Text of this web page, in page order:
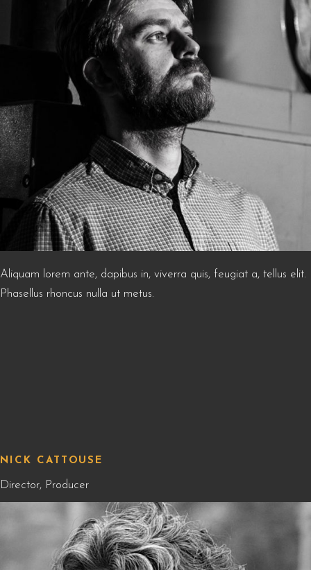
Aliquam lorem ante, dapibus in, viverra quis, feugiat a, tellus elit.
Phasellus rhoncus nulla ut metus.
NICK CATTOUSE
Director, Producer